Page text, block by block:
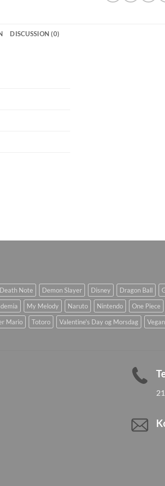
DISCUSSION (0)
Death Note Demon Slayer Disney Dragon Ball
My Melody Naruto Nintendo One Piece
Mario Totoro Valentine's Day og Morsdag Vegan